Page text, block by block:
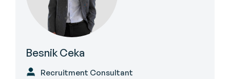
Besnik Ceka
Recruitment Consultant